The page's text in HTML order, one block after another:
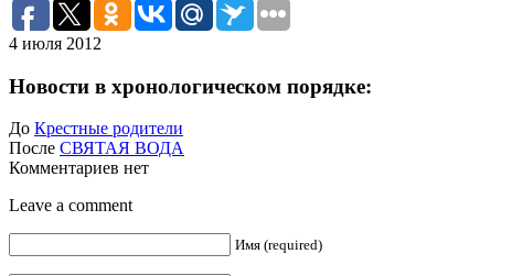
4 июля 2012
Новости в хронологическом порядке:
До Крестные родители
После СВЯТАЯ ВОДА
Комментариев нет
Leave a comment
Имя (required)